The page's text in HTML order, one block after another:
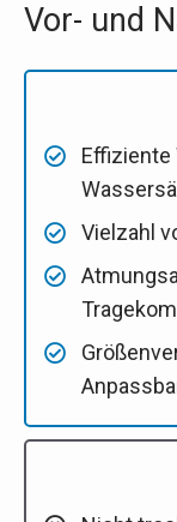
Vor- und
Vielzahl